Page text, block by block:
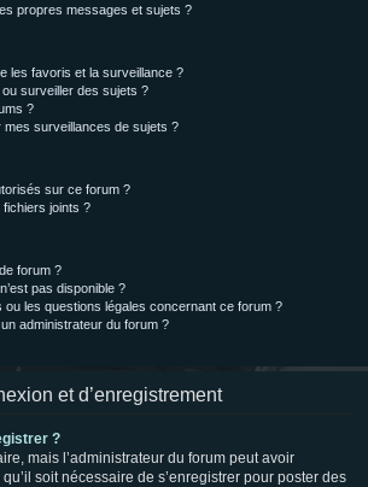
propres messages et sujets ?
les favoris et la surveillance ?
surveiller des sujets ?
?
surveillances de sujets ?
sur ce forum ?
joints ?
forum ?
pas disponible ?
les questions légales concernant ce forum ?
administrateur du forum ?
et d’enregistrement
?
mais l’administrateur du forum peut avoir
soit nécessaire de s’enregistrer pour poster des